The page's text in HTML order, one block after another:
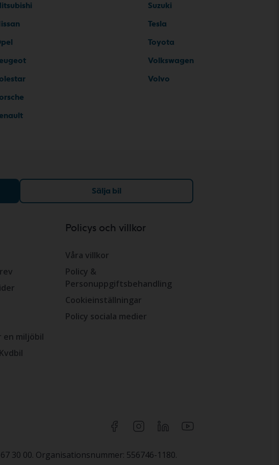
Suzuki
Tesla
Toyota
Volkswagen
Volvo
Sälja bil
en miljöbil
Policys och villkor
Våra villkor
Policy &
Personuppgiftsbehandling
Cookieinställningar
Policy sociala medier
30 00. Organisationsnummer: 556746-1180.